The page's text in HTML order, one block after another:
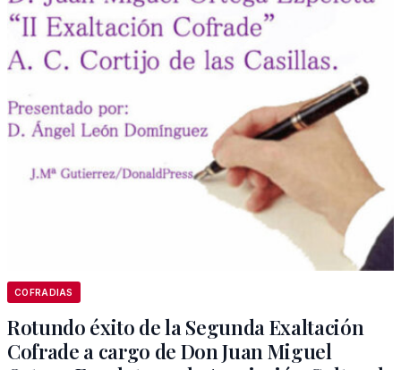
COFRADIAS
Rotundo éxito de la Segunda Exaltación
Cofrade a cargo de Don Juan Miguel